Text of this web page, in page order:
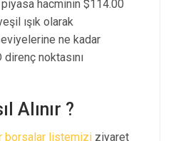
hacminin $114.00
ışık olarak
ne kadar
noktasını
Alınır ?
borsalar listemizi ziyaret